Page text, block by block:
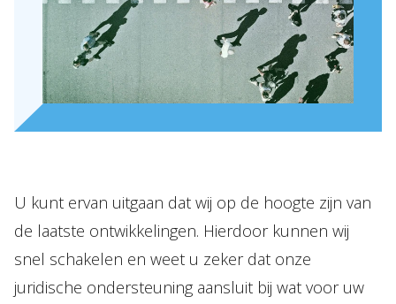
Nieuws
NL EN DE FR
U kunt ervan uitgaan dat wij op de hoogte zijn van
de laatste ontwikkelingen. Hierdoor kunnen wij
snel schakelen en weet u zeker dat onze
juridische ondersteuning aansluit bij wat voor uw